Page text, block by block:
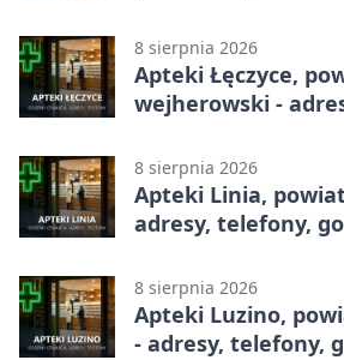
8 sierpnia 2026
Apteki Łęczyce,
wejherowski -
8 sierpnia 2026
Apteki Linia,
adresy, telefony,
8 sierpnia 2026
Apteki Luzino,
- adresy, telefony,